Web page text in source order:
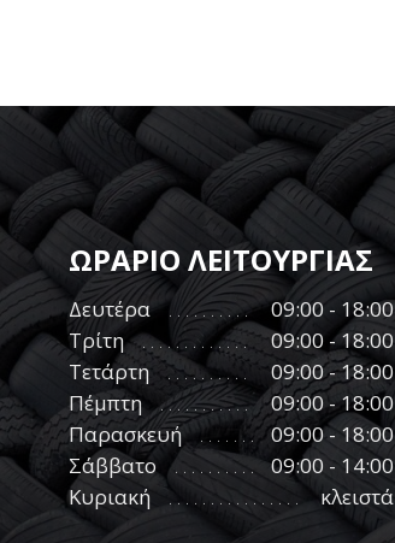
ΩΡΑΡΙΟ ΛΕΙΤΟΥΡΓΙΑΣ
Δευτέρα
09:00 - 18:00
Τρίτη
09:00 - 18:00
Τετάρτη
09:00 - 18:00
Πέμπτη
09:00 - 18:00
Παρασκευή
09:00 - 18:00
Σάββατο
09:00 - 14:00
Κυριακή
κλειστά